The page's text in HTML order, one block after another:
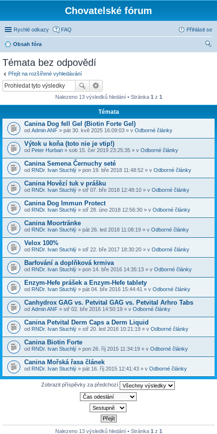
Chovatelské fórum
Rychlé odkazy FAQ Přihlásit se
Obsah fóra
Témata bez odpovědí
Přejít na rozšířené vyhledávání
Nalezeno 13 výsledků hledání • Stránka 1 z 1
Témata
Canina Dog fell Gel (Biotin Forte Gel)
od Admin ANF » pát 30. kvě 2025 16:09:03 » v Odborné články
Výtok u koňa (toto nie je vtip!)
od Peter Hurban » sob 15. čer 2019 23:25:35 » v Odborné články
Canina Semena Černuchy seté
od RNDr. Ivan Stuchlý » pon 19. bře 2018 11:48:52 » v Odborné články
Canina Hovězí tuk v prášku
od RNDr. Ivan Stuchlý » stř 07. bře 2018 12:48:10 » v Odborné články
Canina Dog Immun Protect
od RNDr. Ivan Stuchlý » stř 28. úno 2018 12:56:30 » v Odborné články
Canina Moortränke
od RNDr. Ivan Stuchlý » pát 26. led 2018 11:08:19 » v Odborné články
Velox 100%
od RNDr. Ivan Stuchlý » stř 22. bře 2017 18:30:20 » v Odborné články
Barfování a doplňková krmiva
od RNDr. Ivan Stuchlý » pon 14. bře 2016 14:35:13 » v Odborné články
Enzym-Hefe prášek a Enzym-Hefe tablety
od RNDr. Ivan Stuchlý » pát 04. bře 2016 15:44:41 » v Odborné články
Canhydrox GAG vs. Petvital GAG vs. Petvital Arhro Tabs
od Admin ANF » stř 02. bře 2016 14:50:19 » v Odborné články
Canina Petvital Derm Caps a Derm Liquid
od RNDr. Ivan Stuchlý » stř 20. led 2016 10:21:19 » v Odborné články
Canina Biotin Forte
od RNDr. Ivan Stuchlý » pon 26. říj 2015 11:34:19 » v Odborné články
Canina Mořská řasa článek
od RNDr. Ivan Stuchlý » pát 16. říj 2015 12:41:43 » v Odborné články
Zobrazit příspěvky za předchozí
Nalezeno 13 výsledků hledání • Stránka 1 z 1